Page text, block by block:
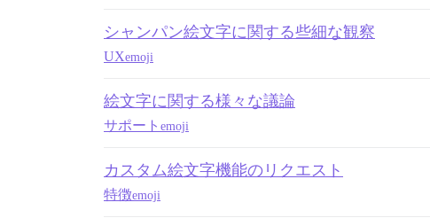
シャンパン絵文字に関する些細な観察
UXemoji
絵文字に関する様々な議論
サポート emoji
カスタム絵文字機能のリクエスト
特徴emoji